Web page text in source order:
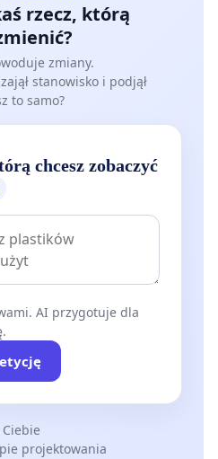
rzecz, którą
zmiany.
stanowisko i podjął
to samo?
chcesz zobaczyć
AI przygotuje dla
projektowania